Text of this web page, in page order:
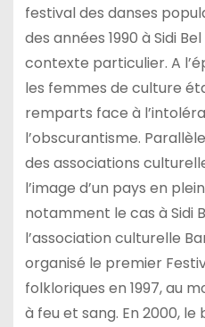
festival des danses
des années 1990 à Sidi
contexte particulier. A
les femmes de culture
remparts face à
l’obscurantisme.
des associations
l’image d’un pays en
notamment le cas à Sidi
l’association culturelle
organisé le premier
folkloriques en 1997, au
à feu et sang. En 2000,